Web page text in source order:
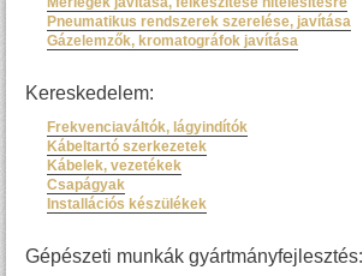
Pneumatikus rendszerek szerelése, javítása
Gázelemzők, kromatográfok javítása
Kereskedelem:
Frekvenciaváltók, lágyindítók
Kábeltartó szerkezetek
Kábelek, vezetékek
Csapágyak
Installációs készülékek
Gépészeti munkák gyártmányfejlesztés: